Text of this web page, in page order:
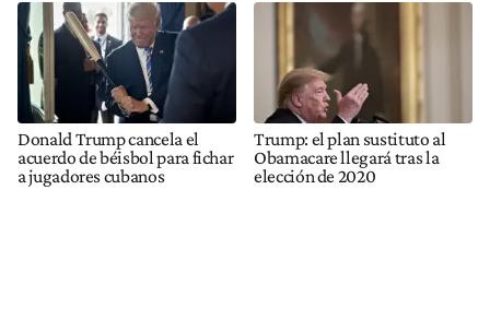
Donald Trump cancela el
acuerdo de béisbol para fichar
a jugadores cubanos
Trump: el plan sustituto al
Obamacare llegará tras la
elección de 2020